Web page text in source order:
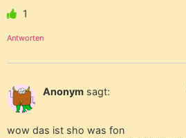
1
Antworten
Anonym sagt:
wow das ist sho was fon